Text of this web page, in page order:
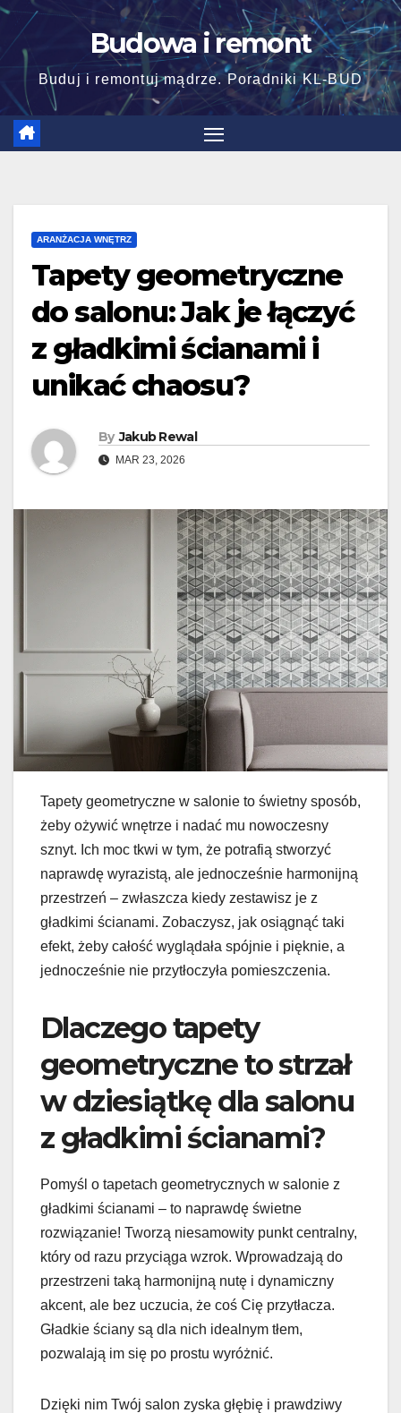
Skip
content
Budowa i remont
Buduj i remontuj mądrze. Poradniki KL-BUD
ARANŻACJA WNĘTRZ
Tapety geometryczne
do salonu: Jak je łączyć
z gładkimi ścianami i
unikać chaosu?
By Jakub Rewal
MAR 23, 2026
Tapety geometryczne w salonie to świetny sposób,
żeby ożywić wnętrze i nadać mu nowoczesny
sznyt. Ich moc tkwi w tym, że potrafią stworzyć
naprawdę wyrazistą, ale jednocześnie harmonijną
przestrzeń – zwłaszcza kiedy zestawisz je z
gładkimi ścianami. Zobaczysz, jak osiągnąć taki
efekt, żeby całość wyglądała spójnie i pięknie, a
jednocześnie nie przytłoczyła pomieszczenia.
Dlaczego tapety
geometryczne to strzał
w dziesiątkę dla salonu
z gładkimi ścianami?
Pomyśl o tapetach geometrycznych w salonie z
gładkimi ścianami – to naprawdę świetne
rozwiązanie! Tworzą niesamowity punkt centralny,
który od razu przyciąga wzrok. Wprowadzają do
przestrzeni taką harmonijną nutę i dynamiczny
akcent, ale bez uczucia, że coś Cię przytłacza.
Gładkie ściany są dla nich idealnym tłem,
pozwalają im się po prostu wyróżnić.
Dzięki nim Twój salon zyska głębię i prawdziwy